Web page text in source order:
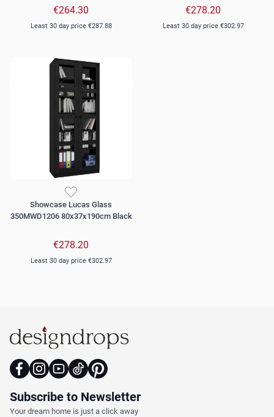
€264.30
Least 30 day price €287.88
€278.20
Least 30 day price €302.97
Showcase Lucas Glass
350MWD1206 80x37x190cm Black
€278.20
Least 30 day price €302.97
Subscribe to Newsletter
Your dream home is just a click away